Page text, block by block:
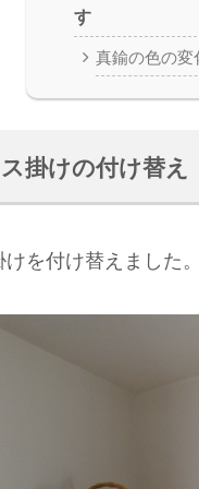
す
真鍮の色の変
掛けの付け替え
を付け替えました